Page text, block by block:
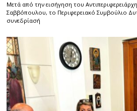
Μετά από την εισήγηση του
Σαββόπουλου, το Περιφερειακό Συμβούλιο
συνεδρίασή